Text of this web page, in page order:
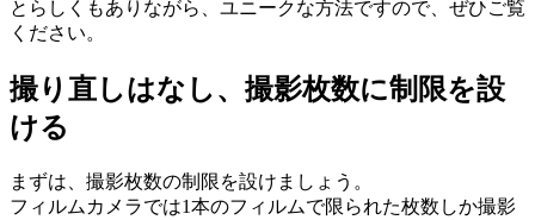
とらしくもありながら、ユニークな方法ですので、ぜひご覧
ください。
撮り直しはなし、撮影枚数に制限を設
ける
まずは、撮影枚数の制限を設けましょう。
フィルムカメラでは1本のフィルムで限られた枚数しか撮影